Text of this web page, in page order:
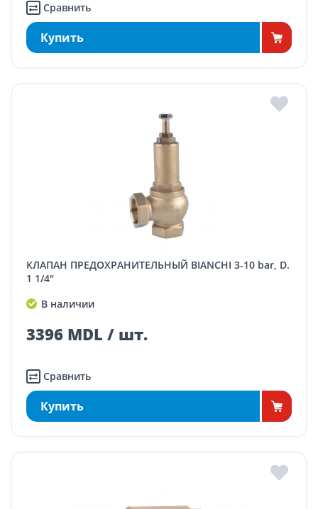
Сравнить
Купить
КЛАПАН ПРЕДОХРАНИТЕЛЬНЫЙ BIANCHI 3-10 bar, D.
1 1/4"
В наличии
3396 MDL / шт.
Сравнить
Купить